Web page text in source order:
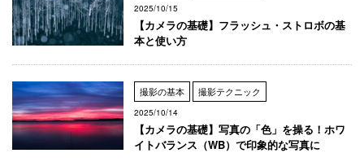
2025/10/15
【カメラの基礎】フラッシュ・ストロボの基
本と使い方
撮影の基本 撮影テクニック
2025/10/14
【カメラの基礎】写真の「色」を操る！ホワ
イトバランス（WB）で印象的な写真に